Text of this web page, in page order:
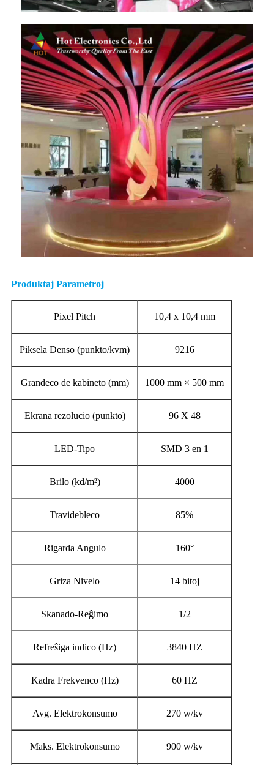
Produktaj Parametroj
Pixel Pitch 10,4 x 10,4 mm
Piksela Denso (punkto/kvm) 9216
Grandeco de kabineto (mm) 1000 mm × 500 mm
Ekrana rezolucio (punkto) 96 X 48
LED-Tipo SMD 3 en 1
Brilo (kd/m²) 4000
Travidebleco 85%
Rigarda Angulo 160°
Griza Nivelo 14 bitoj
Skanado-Reĝimo 1/2
Refreŝiga indico (Hz) 3840 HZ
Kadra Frekvenco (Hz) 60 HZ
Avg. Elektrokonsumo 270 w/kv
Maks. Elektrokonsumo 900 w/kv